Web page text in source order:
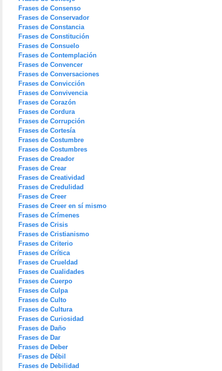
Frases de Consenso
Frases de Conservador
Frases de Constancia
Frases de Constitución
Frases de Consuelo
Frases de Contemplación
Frases de Convencer
Frases de Conversaciones
Frases de Convicción
Frases de Convivencia
Frases de Corazón
Frases de Cordura
Frases de Corrupción
Frases de Cortesía
Frases de Costumbre
Frases de Costumbres
Frases de Creador
Frases de Crear
Frases de Creatividad
Frases de Credulidad
Frases de Creer
Frases de Creer en sí mismo
Frases de Crímenes
Frases de Crisis
Frases de Cristianismo
Frases de Criterio
Frases de Crítica
Frases de Crueldad
Frases de Cualidades
Frases de Cuerpo
Frases de Culpa
Frases de Culto
Frases de Cultura
Frases de Curiosidad
Frases de Daño
Frases de Dar
Frases de Deber
Frases de Débil
Frases de Debilidad